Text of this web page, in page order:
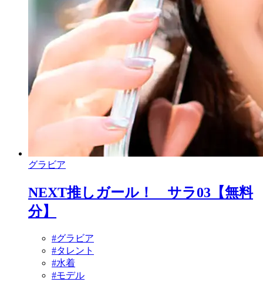
グラビア
NEXT推しガール！ サラ03【無料
分】
#グラビア
#タレント
#水着
#モデル